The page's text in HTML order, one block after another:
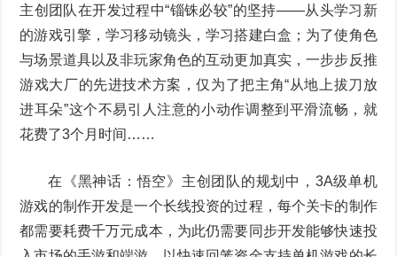
主创团队在开发过程中“锱铢必较”的坚持——从头学习新
的游戏引擎，学习移动镜头，学习搭建白盒；为了使角色
与场景道具以及非玩家角色的互动更加真实，一步步反推
游戏大厂的先进技术方案，仅为了把主角“从地上拔刀放
进耳朵”这个不易引人注意的小动作调整到平滑流畅，就
花费了3个月时间……
在《黑神话：悟空》主创团队的规划中，3A级单机
游戏的制作开发是一个长线投资的过程，每个关卡的制作
都需要耗费千万元成本，为此仍需要同步开发能够快速投